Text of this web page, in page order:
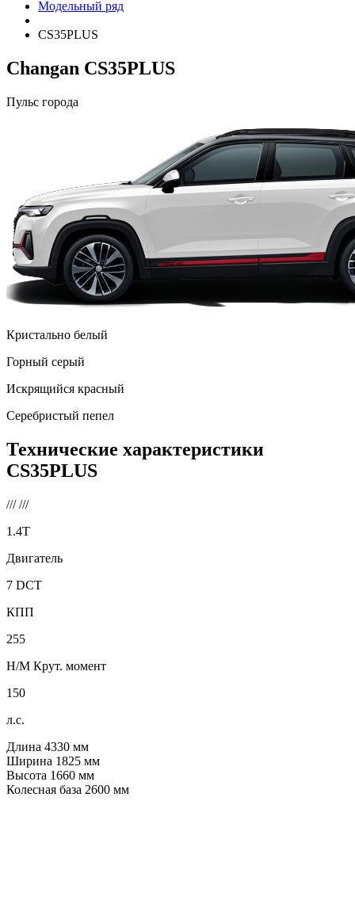
Модельный ряд
CS35PLUS
Changan CS35PLUS
Пульс города
Кристально белый
Горный серый
Искрящийся красный
Серебристый пепел
Технические характеристики
CS35PLUS
/// ///
1.4T
Двигатель
7 DCT
КПП
255
Н/М Крут. момент
150
л.с.
Длина 4330 мм
Ширина 1825 мм
Высота 1660 мм
Колесная база 2600 мм